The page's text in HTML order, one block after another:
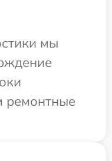
мы
ремонтные